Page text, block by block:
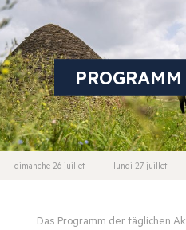
dimanche 26 juillet lundi 27 juillet
Das Programm der täglichen